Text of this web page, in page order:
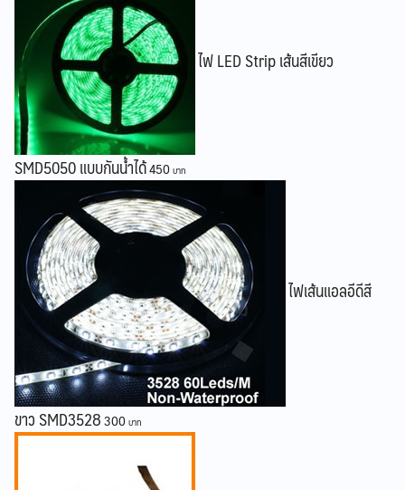
ไฟ LED Strip เส้นสีเขียว
SMD5050 แบบกันน้ำได้450
ไฟเส้นแอลอีดีสี
ขาว SMD3528300